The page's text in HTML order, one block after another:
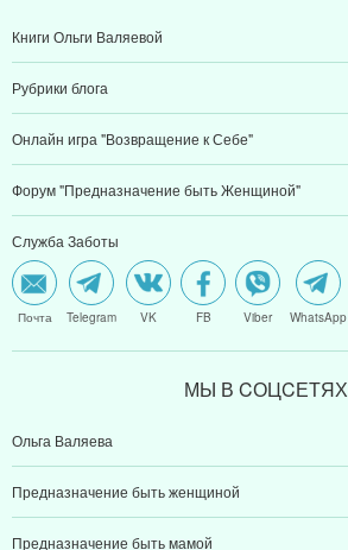
Книги Ольги Валяевой
Рубрики блога
Онлайн игра "Возвращение к Себе"
Форум "Предназначение быть Женщиной"
Служба Заботы
Почта Telegram VK FB Viber WhatsApp
МЫ В CОЦCЕТЯХ
Ольга Валяева
Предназначение быть женщиной
Предназначение быть мамой